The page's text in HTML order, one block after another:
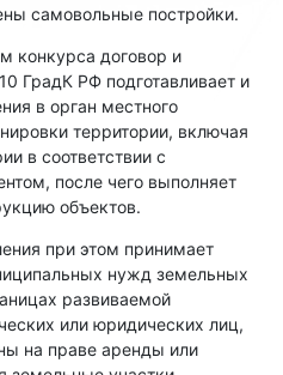
самовольные постройки.
конкурса договор и
ГрадК РФ подготавливает и
в орган местного
территории, включая
в соответствии с
после чего выполняет
объектов.
при этом принимает
нужд земельных
развиваемой
или юридических лиц,
на праве аренды или